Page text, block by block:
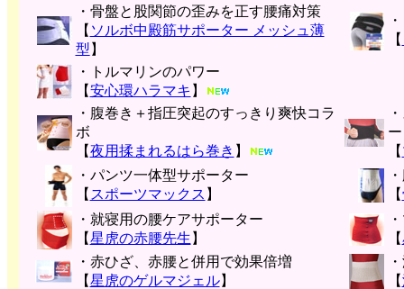
・骨盤と股関節の歪みを正す腰痛対策
【 ソルボ中殿筋サポーター メッシュ薄
型 】
【
・トルマリンのパワー
【安心環ハラマキ 】
・腹巻き＋指圧突起のすっきり爽快コラ
ボ
【夜用揉まれるはら巻き 】
ー
【
・パンツ一体型サポーター
【 スポーツマックス 】
【
・就寝用の腰ケアサポーター
【星虎の赤腰先生 】
【
・赤ひざ、赤腰と併用で効果倍増
【星虎のゲルマジェル】
【